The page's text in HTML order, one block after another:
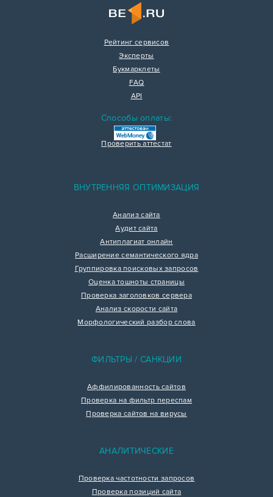
Рейтинг сервисов
Эксперты
Букмарклеты
FAQ
API
Способы оплаты:
Проверить аттестат
ВНУТРЕННЯЯ ОПТИМИЗАЦИЯ
Анализ сайта
Аудит сайта
Антиплагиат онлайн
Расширение семантического ядра
Группировка поисковых запросов
Оценка тошноты страницы
Проверка заголовков сервера
Анализ скорости сайта
Морфологический разбор слова
ФИЛЬТРЫ / САНКЦИИ
Аффилированность сайтов
Проверка на фильтр переспам
Проверка сайтов на вирусы
АНАЛИТИЧЕСКИЕ
Проверка частотности запросов
Проверка позиций сайта